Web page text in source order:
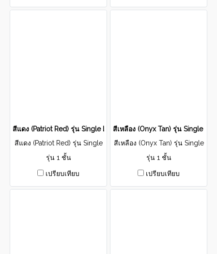
สีแดง (Patriot Red) รุ่น Single Layer
สีแดง (Patriot Red) รุ่น Single
Layer
รุ่น 1 ชั้น
เปรียบเทียบ
สีเหลือง (Onyx Tan) รุ่น Single
สีเหลือง (Onyx Tan) รุ่น Single
Layer
รุ่น 1 ชั้น
เปรียบเทียบ